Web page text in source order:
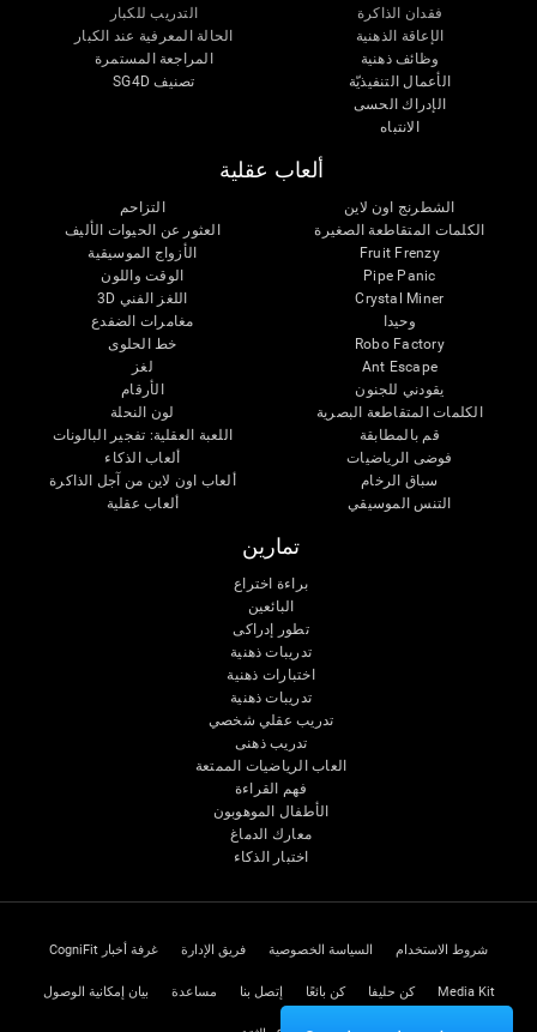
فقدان الذاكرة
الإعاقة الذهنية
وظائف ذهنية
الأعمال التنفيذيّة
الإدراك الحسى
الانتباه
التدريب للكبار
الحالة المعرفية عند الكبار
المراجعة المستمرة
تصنيف SG4D
ألعاب عقلية
الشطرنج اون لاين
الكلمات المتقاطعة الصغيرة
Fruit Frenzy
Pipe Panic
Crystal Miner
وحيدا
Robo Factory
Ant Escape
يقودني للجنون
الكلمات المتقاطعة البصرية
قم بالمطابقة
فوضى الرياضيات
سباق الرخام
التنس الموسيقي
التزاحم
العثور عن الحيوات الأليف
الأزواج الموسيقية
الوقت واللون
اللغز الفني 3D
مغامرات الضفدع
خط الحلوى
لغز
الأرقام
لون النحلة
اللعبة العقلية: تفجير البالونات
ألعاب الذكاء
ألعاب اون لاين من آجل الذاكرة
ألعاب عقلية
تمارين
براءة اختراع
البائعين
تطور إدراكى
تدريبات ذهنية
اختبارات ذهنية
تدريبات ذهنية
تدريب عقلي شخصي
تدريب ذهنى
العاب الرياضيات الممتعة
فهم القراءة
الأطفال الموهوبون
معارك الدماغ
اختبار الذكاء
شروط الاستخدام السياسة الخصوصية فريق الإدارة غرفة أخبار CogniFit
Media Kit كن حليفا كن بائعًا إتصل بنا مساعدة بيان إمكانية الوصول